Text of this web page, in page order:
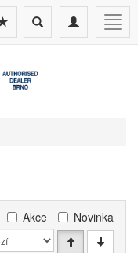
Toggle
navigation
Toggle
search
Akce Novinka